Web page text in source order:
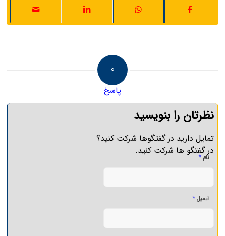
0
پاسخ
نظرتان را بنویسید
تمایل دارید در گفتگوها شرکت کنید؟
در گفتگو ها شرکت کنید.
نام*
ایمیل*